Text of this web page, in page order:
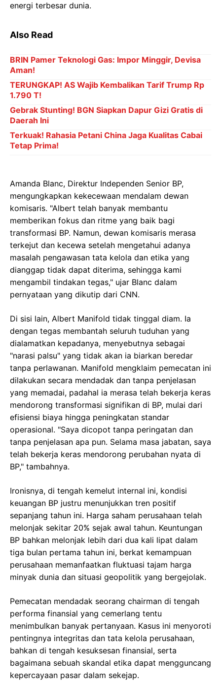
energi terbesar dunia.
Also Read
BRIN Pamer Teknologi Gas: Impor Minggir, Devisa
Aman!
TERUNGKAP! AS Wajib Kembalikan Tarif Trump Rp
1.790 T!
Gebrak Stunting! BGN Siapkan Dapur Gizi Gratis di
Daerah Ini
Terkuak! Rahasia Petani China Jaga Kualitas Cabai
Tetap Prima!
Amanda Blanc, Direktur Independen Senior BP,
mengungkapkan kekecewaan mendalam dewan
komisaris. "Albert telah banyak membantu
memberikan fokus dan ritme yang baik bagi
transformasi BP. Namun, dewan komisaris merasa
terkejut dan kecewa setelah mengetahui adanya
masalah pengawasan tata kelola dan etika yang
dianggap tidak dapat diterima, sehingga kami
mengambil tindakan tegas," ujar Blanc dalam
pernyataan yang dikutip dari CNN.
Di sisi lain, Albert Manifold tidak tinggal diam. Ia
dengan tegas membantah seluruh tuduhan yang
dialamatkan kepadanya, menyebutnya sebagai
"narasi palsu" yang tidak akan ia biarkan beredar
tanpa perlawanan. Manifold mengklaim pemecatan ini
dilakukan secara mendadak dan tanpa penjelasan
yang memadai, padahal ia merasa telah bekerja keras
mendorong transformasi signifikan di BP, mulai dari
efisiensi biaya hingga peningkatan standar
operasional. "Saya dicopot tanpa peringatan dan
tanpa penjelasan apa pun. Selama masa jabatan, saya
telah bekerja keras mendorong perubahan nyata di
BP," tambahnya.
Ironisnya, di tengah kemelut internal ini, kondisi
keuangan BP justru menunjukkan tren positif
sepanjang tahun ini. Harga saham perusahaan telah
melonjak sekitar 20% sejak awal tahun. Keuntungan
BP bahkan melonjak lebih dari dua kali lipat dalam
tiga bulan pertama tahun ini, berkat kemampuan
perusahaan memanfaatkan fluktuasi tajam harga
minyak dunia dan situasi geopolitik yang bergejolak.
Pemecatan mendadak seorang chairman di tengah
performa finansial yang cemerlang tentu
menimbulkan banyak pertanyaan. Kasus ini menyoroti
pentingnya integritas dan tata kelola perusahaan,
bahkan di tengah kesuksesan finansial, serta
bagaimana sebuah skandal etika dapat mengguncang
kepercayaan pasar dalam sekejap.